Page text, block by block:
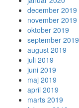
december 2019
november 2019
oktober 2019
september 2019
august 2019
juli 2019
juni 2019
maj 2019
april 2019
marts 2019